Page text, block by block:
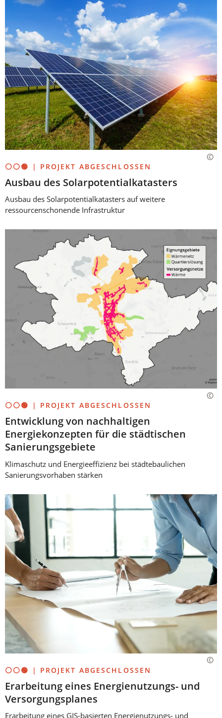
⚪⚪🟢 | PROJEKT ABGESCHLOSSEN
Ausbau des Solarpotentialkatasters
Ausbau des Solarpotentialkatasters auf weitere
ressourcenschonende Infrastruktur
⚪⚪🟢 | PROJEKT ABGESCHLOSSEN
Entwicklung von nachhaltigen
Energiekonzepten für die städtischen
Sanierungsgebiete
Klimaschutz und Energieeffizienz bei städtebaulichen
Sanierungsvorhaben stärken
⚪⚪🟢 | PROJEKT ABGESCHLOSSEN
Erarbeitung eines Energienutzungs- und
Versorgungsplanes
Erarbeitung eines GIS-basierten Energienutzungs- und